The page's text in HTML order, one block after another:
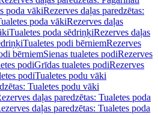
poda vākiRezerves daļas paredzētas:
poda vākiRezerves daļas
Tualetes poda sēdriņķiRezerves daļas
Tualetes podi bērniemRezerves
bērniemSienas tualetes podiRezerves
podiGrīdas tualetes podiRezerves
podiTualetes podu vāki
Tualetes podu vāki
daļas paredzētas: Tualetes poda
daļas paredzētas: Tualetes poda